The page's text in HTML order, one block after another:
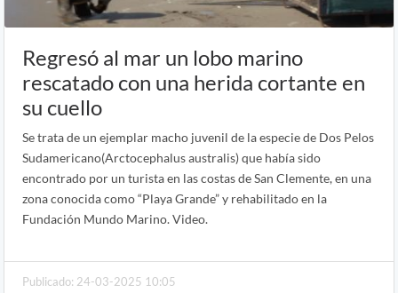
Regresó al mar un lobo marino
rescatado con una herida cortante en
su cuello
Se trata de un ejemplar macho juvenil de la especie de Dos Pelos
Sudamericano(Arctocephalus australis) que había sido
encontrado por un turista en las costas de San Clemente, en una
zona conocida como “Playa Grande” y rehabilitado en la
Fundación Mundo Marino. Video.
Publicado: 24-03-2025 10:05